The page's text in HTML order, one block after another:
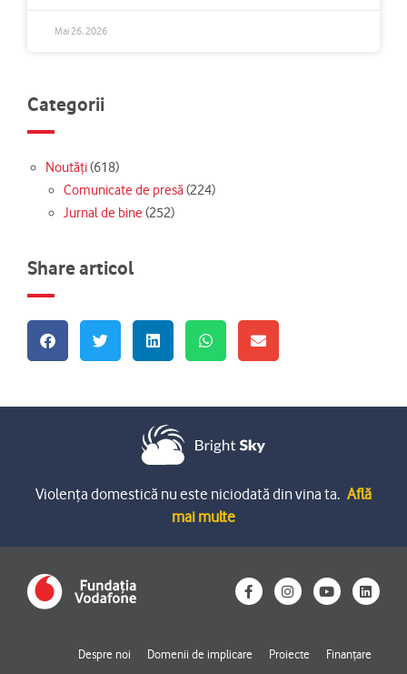
Mai 26, 2026
Categorii
Noutăți(618)
Comunicate de presă(224)
Jurnal de bine (252)
Share articol
Violența domestică nu este niciodată din vina ta. Află
mai multe
F
a
o
I
n
g
Y
o
b
L
i
d
Despre noi Domenii de implicare Proiecte Finanțare